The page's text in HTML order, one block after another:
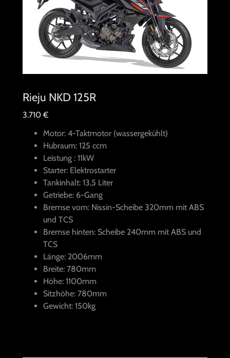
Rieju NKD 125R
3.710 €
Motor: 4-Taktmotor (wassergekühlt)
Hubraum: 125 ccm
Leistung : 11kW
Starter: Elektrostarter
Tankinhalt: 13,5 Liter
Getriebe: 6-Gang
Bremse vorn: Nissin-Scheibe 320mm mit ABS
und TCS
Bremse hinten: Scheibe 240mm mit ABS und
TCS
Länge: 2006mm
Breite: 780mm
Höhe: 1100mm
Sitzhöhe: 780mm
Gewicht: 150kg